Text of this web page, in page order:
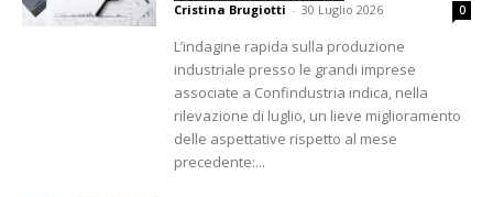
Cristina Brugiotti - 30 Luglio 2026 0
L’indagine rapida sulla produzione
industriale presso le grandi imprese
associate a Confindustria indica, nella
rilevazione di luglio, un lieve miglioramento
delle aspettative rispetto al mese
precedente:...